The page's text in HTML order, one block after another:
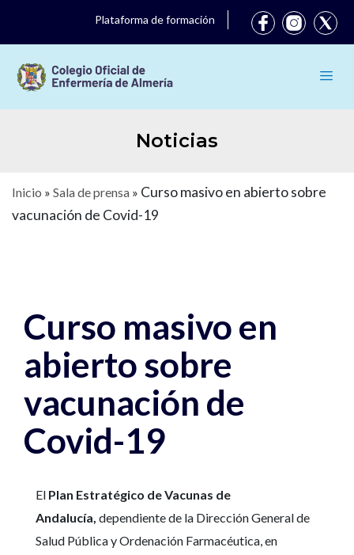
Plataforma de formación
Noticias
Inicio » Sala de prensa » Curso masivo en abierto sobre
vacunación de Covid-19
Curso masivo en
abierto sobre
vacunación de
Covid-19
El Plan Estratégico de Vacunas de
Andalucía, dependiente de la Dirección General de
Salud Pública y Ordenación Farmacéutica, en